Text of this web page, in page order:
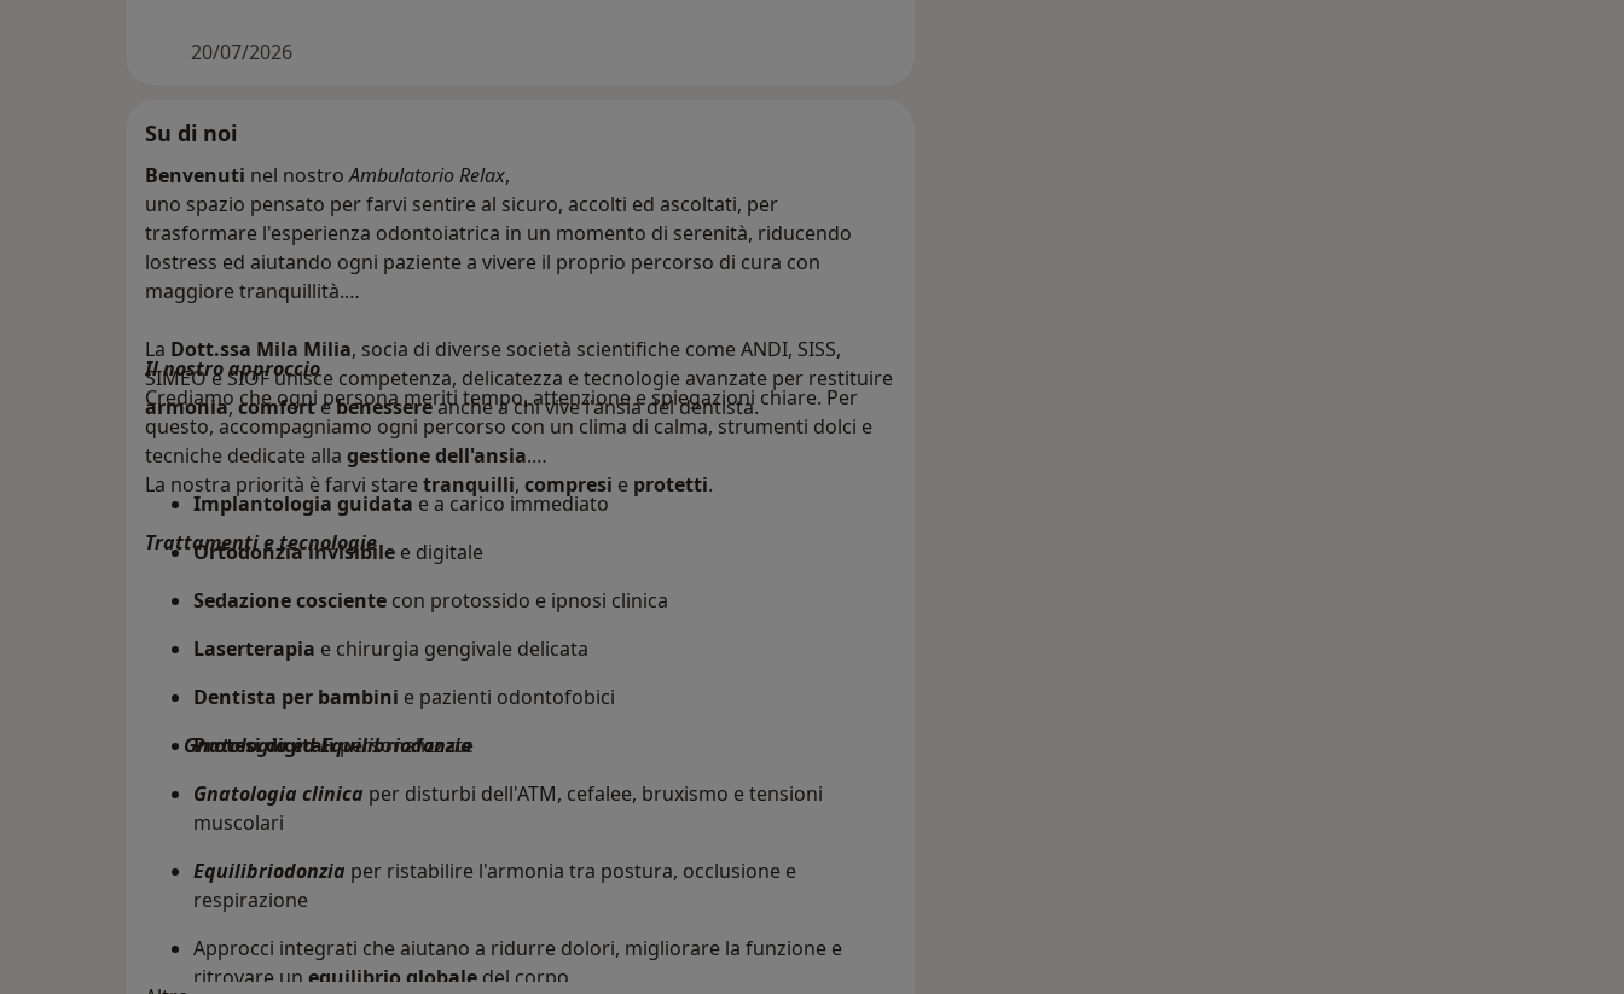
20/07/2026
Su di noi
Benvenuti nel nostroAmbulatorio Relax,
uno spazio pensato per farvi sentire al sicuro, accolti ed ascoltati, per
trasformare l'esperienza odontoiatrica in un momento di serenità, riducendo
lostress ed aiutando ogni paziente a vivere il proprio percorso di cura con
maggiore tranquillità.
La Dott.ssa Mila Milia, socia di diverse società scientifiche come ANDI, SISS,
SIMEO e SIOF unisce competenza, delicatezza e tecnologie avanzate per restituire
armonia,comfortebenessereanche a chi vive l'ansia del dentista.
Il nostro approccio
Crediamo che ogni persona meriti tempo, attenzione e spiegazioni chiare. Per
questo, accompagniamo ogni percorso con un clima di calma, strumenti dolci e
tecniche dedicate alla gestione dell'ansia.
La nostra priorità è farvi stare tranquilli, compresi e protetti.
Trattamenti e tecnologie
Implantologia guidata e a carico immediato
Ortodonzia invisibile e digitale
Sedazione cosciente con protossido e ipnosi clinica
Laserterapia e chirurgia gengivale delicata
Dentista per bambini e pazienti odontofobici
Protesi digitalipersonalizzate
Gnatologia ed Equilibriodonzia
Gnatologia clinica per disturbi dell'ATM, cefalee, bruxismo e tensioni
muscolari
Equilibriodonzia per ristabilire l'armonia tra postura, occlusione e
respirazione
Approcci integrati che aiutano a ridurre dolori, migliorare la funzione e
ritrovare un equilibrio globale del corpo